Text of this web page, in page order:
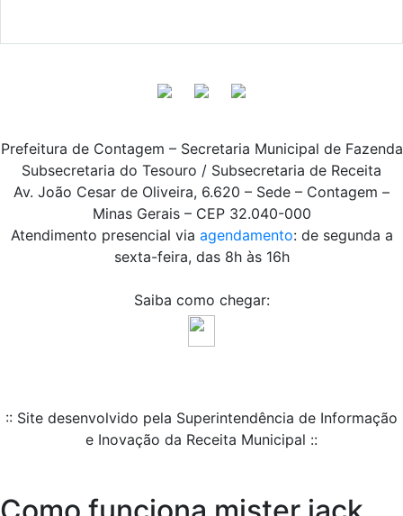
Prefeitura de Contagem – Secretaria Municipal de Fazenda
Subsecretaria do Tesouro / Subsecretaria de Receita
Av. João Cesar de Oliveira, 6.620 – Sede – Contagem –
Minas Gerais – CEP 32.040-000
Atendimento presencial via agendamento: de segunda a
sexta-feira, das 8h às 16h
Saiba como chegar:
:: Site desenvolvido pela Superintendência de Informação
e Inovação da Receita Municipal ::